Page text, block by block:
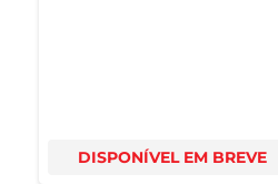
DISPONÍVEL EM BREVE